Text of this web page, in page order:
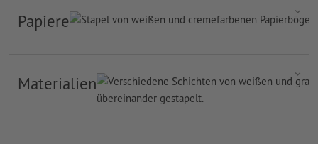
Papiere
Materialien